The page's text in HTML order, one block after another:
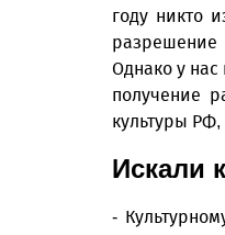
году никто
разрешение
Однако у нас
получение
культуры РФ,
Искали
-